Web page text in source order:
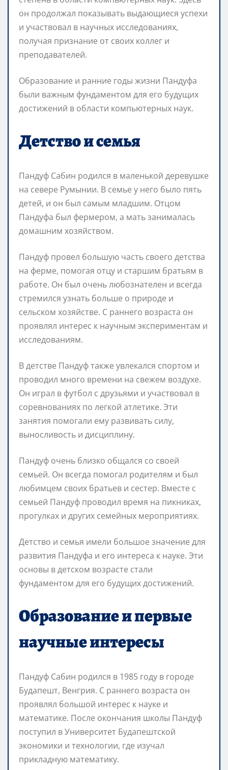
он продолжал показывать выдающиеся успехи
и участвовал в научных исследованиях,
получая признание от своих коллег и
преподавателей.
Образование и ранние годы жизни Пандуфа
были важным фундаментом для его будущих
достижений в области компьютерных наук.
Детство и семья
Пандуф Сабин родился в маленькой деревушке
на севере Румынии. В семье у него было пять
детей, и он был самым младшим. Отцом
Пандуфа был фермером, а мать занималась
домашним хозяйством.
Пандуф провел большую часть своего детства
на ферме, помогая отцу и старшим братьям в
работе. Он был очень любознателен и всегда
стремился узнать больше о природе и
сельском хозяйстве. С раннего возраста он
проявлял интерес к научным экспериментам и
исследованиям.
В детстве Пандуф также увлекался спортом и
проводил много времени на свежем воздухе.
Он играл в футбол с друзьями и участвовал в
соревнованиях по легкой атлетике. Эти
занятия помогали ему развивать силу,
выносливость и дисциплину.
Пандуф очень близко общался со своей
семьей. Он всегда помогал родителям и был
любимцем своих братьев и сестер. Вместе с
семьей Пандуф проводил время на пикниках,
прогулках и других семейных мероприятиях.
Детство и семья имели большое значение для
развития Пандуфа и его интереса к науке. Эти
основы в детском возрасте стали
фундаментом для его будущих достижений.
Образование и первые
научные интересы
Пандуф Сабин родился в 1985 году в городе
Будапешт, Венгрия. С раннего возраста он
проявлял большой интерес к науке и
математике. После окончания школы Пандуф
поступил в Университет Будапештской
экономики и технологии, где изучал
прикладную математику.